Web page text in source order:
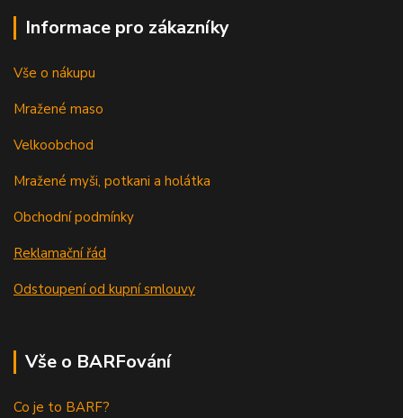
Informace pro zákazníky
Vše o nákupu
Mražené maso
Velkoobchod
Mražené myši, potkani a holátka
Obchodní podmínky
Reklamační řád
Odstoupení od kupní smlouvy
Vše o BARFování
Co je to BARF?